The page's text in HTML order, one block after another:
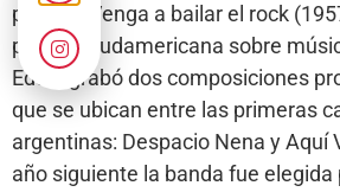
película Venga a bailar el rock
película sudamericana sobre
Eddie grabó dos composiciones
que se ubican entre las primeras
argentinas: Despacio Nena y Aquí
año siguiente la banda fue elegida